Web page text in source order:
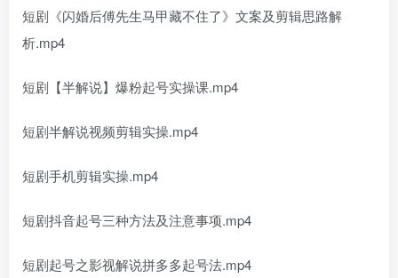
短剧《闪婚后傅先生马甲藏不住了》文案及剪辑思路解
析.mp4
短剧【半解说】爆粉起号实操课.mp4
短剧半解说视频剪辑实操.mp4
短剧手机剪辑实操.mp4
短剧抖音起号三种方法及注意事项.mp4
短剧起号之影视解说拼多多起号法.mp4